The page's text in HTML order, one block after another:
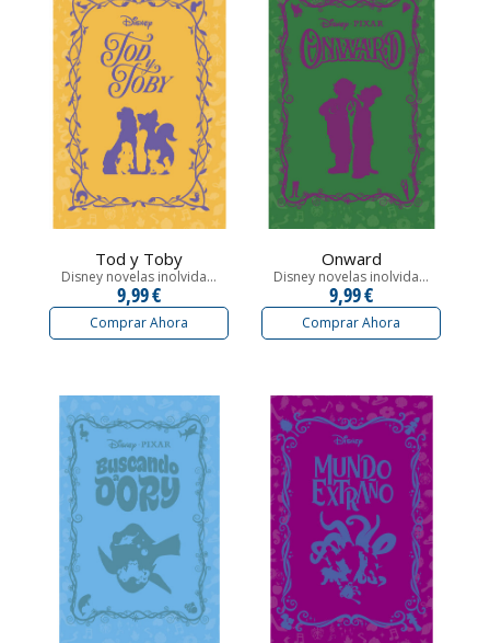
Tod y Toby
Disney novelas inolvida...
9,99 €
Comprar Ahora
Onward
Disney novelas inolvida...
9,99 €
Comprar Ahora